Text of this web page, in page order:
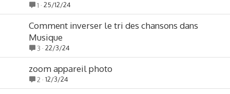
1 25/12/24
Comment inverser le tri des chansons dans
Musique
3 22/3/24
zoom appareil photo
2 12/3/24